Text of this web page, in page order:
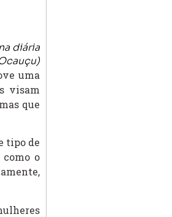
diária
uma
visam
que
tipo de
o